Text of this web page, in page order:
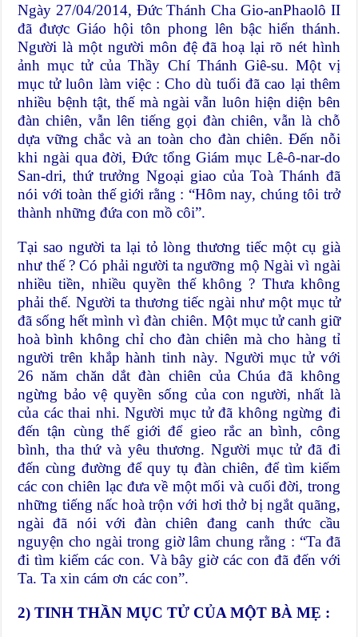
Ngày 27/04/2014, Đức Thánh Cha Gio-anPhaolô II
đã được Giáo hội tôn phong lên bậc hiển thánh.
Người là một người môn đệ đã hoạ lại rõ nét hình
ảnh mục tử của Thầy Chí Thánh Giê-su. Một vị
mục tử luôn làm việc : Cho dù tuổi đã cao lại thêm
nhiều bệnh tật, thế mà ngài vẫn luôn hiện diện bên
đàn chiên, vẫn lên tiếng gọi đàn chiên, vẫn là chỗ
dựa vững chắc và an toàn cho đàn chiên. Đến nỗi
khi ngài qua đời, Đức tổng Giám mục Lê-ô-nar-do
San-dri, thứ trưởng Ngoại giao của Toà Thánh đã
nói với toàn thế giới rằng : “Hôm nay, chúng tôi trở
thành những đứa con mồ côi”.
Tại sao người ta lại tỏ lòng thương tiếc một cụ già
như thế ? Có phải người ta ngưỡng mộ Ngài vì ngài
nhiều tiền, nhiều quyền thế không ? Thưa không
phải thế. Người ta thương tiếc ngài như một mục tử
đã sống hết mình vì đàn chiên. Một mục tử canh giữ
hoà bình không chỉ cho đàn chiên mà cho hàng tỉ
người trên khắp hành tinh này. Người mục tử với
26 năm chăn dắt đàn chiên của Chúa đã không
ngừng bảo vệ quyền sống của con người, nhất là
của các thai nhi. Người mục tử đã không ngừng đi
đến tận cùng thế giới để gieo rắc an bình, công
bình, tha thứ và yêu thương. Người mục tử đã đi
đến cùng đường để quy tụ đàn chiên, để tìm kiếm
các con chiên lạc đưa về một mối và cuối đời, trong
những tiếng nấc hoà trộn với hơi thở bị ngắt quãng,
ngài đã nói với đàn chiên đang canh thức cầu
nguyện cho ngài trong giờ lâm chung rằng : “Ta đã
đi tìm kiếm các con. Và bây giờ các con đã đến với
Ta. Ta xin cám ơn các con”.
2) TINH THẦN MỤC TỬ CỦA MỘT BÀ MẸ :